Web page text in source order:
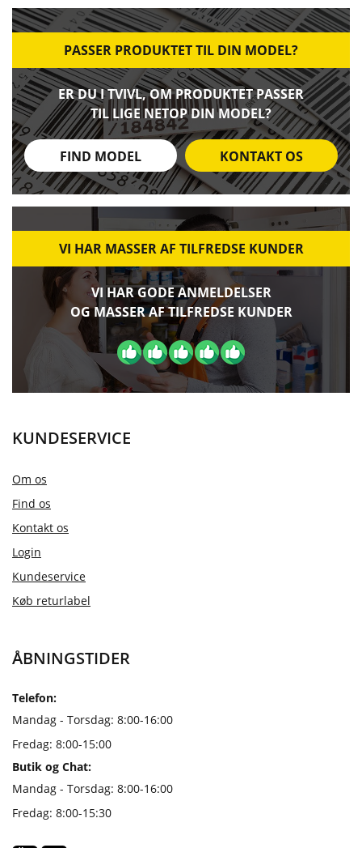
PASSER PRODUKTET TIL DIN MODEL?
ER DU I TVIVL, OM PRODUKTET PASSER
TIL LIGE NETOP DIN MODEL?
FIND MODEL KONTAKT OS
VI HAR MASSER AF TILFREDSE KUNDER
VI HAR GODE ANMELDELSER
OG MASSER AF TILFREDSE KUNDER
KUNDESERVICE
Om os
Find os
Kontakt os
Login
Kundeservice
Køb returlabel
ÅBNINGSTIDER
Telefon:
Mandag - Torsdag: 8:00-16:00
Fredag: 8:00-15:00
Butik og Chat:
Mandag - Torsdag: 8:00-16:00
Fredag: 8:00-15:30